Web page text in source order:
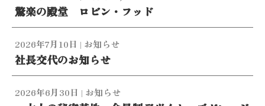
驚楽の殿堂 ロビン・フッド
社長交代のお知らせ
2026年7月10日 | お知らせ
2026年6月30日 | お知らせ